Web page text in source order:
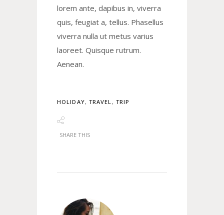
lorem ante, dapibus in, viverra
quis, feugiat a, tellus. Phasellus
viverra nulla ut metus varius
laoreet. Quisque rutrum.
Aenean.
HOLIDAY, TRAVEL , TRIP
SHARE THIS